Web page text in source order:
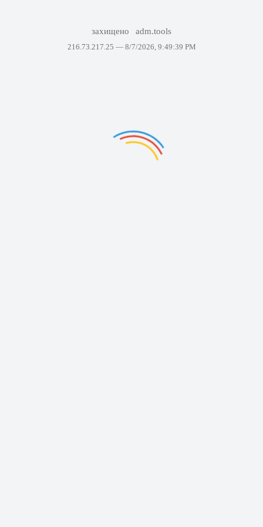
захищено adm.tools
216.73.217.25 — 8/7/2026, 9:49:39 PM